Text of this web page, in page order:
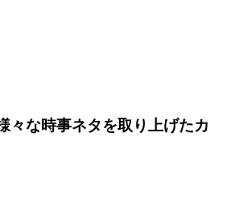
々な時事ネタを取り上げたカ